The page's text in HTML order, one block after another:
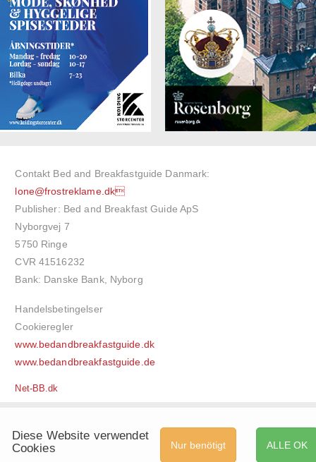
Contakt Bed and Breakfastguide Danmark:
lone@frostreklame.dk
Publisher: Bed and Breakfast Guide ApS
Nyborgvej 7
5750 Ringe
CVR 41516232
Bank: Danske Bank, Nyborg
Handelsbetingelser
Cookieregler
www.bedandbreakfastguide.dk
www.bedandbreakfastguide.de
Net-BB.dk
ALLE OK
Nur benötigt
Diese Website verwendet
Cookies